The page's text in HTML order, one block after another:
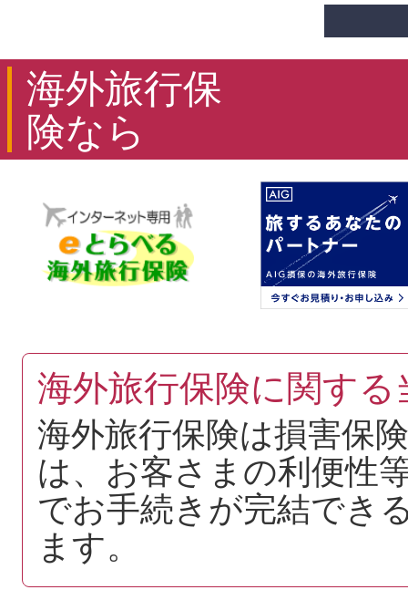
海外旅行保
険なら
海外旅行保険に関す
海外旅行保険は損害保
は、お客さまの利便性
でお手続きが完結でき
ます。